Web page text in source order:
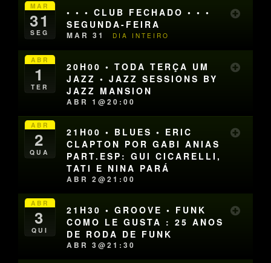
MAR
31
SEG
• • • CLUB FECHADO • • •
SEGUNDA-FEIRA
MAR 31 DIA INTEIRO
ABR
1
TER
20H00 • TODA TERÇA UM
JAZZ • JAZZ SESSIONS BY
JAZZ MANSION
ABR 1@20:00
ABR
2
QUA
21H00 • BLUES • ERIC
CLAPTON POR GABI ANIAS
PART.ESP: GUI CICARELLI,
TATI E NINA PARÁ
ABR 2@21:00
ABR
3
QUI
21H30 • GROOVE • FUNK
COMO LE GUSTA : 25 ANOS
DE RODA DE FUNK
ABR 3@21:30